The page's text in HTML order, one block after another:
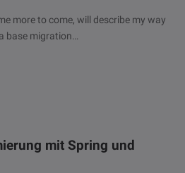
more to come, will describe my way
base migration…
mit Spring und